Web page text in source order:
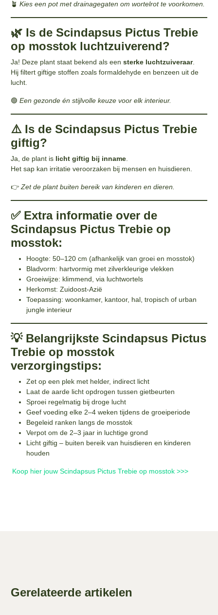
🪴Kies een pot met drainagegaten om wortelrot te voorkomen.
🌿 Is de Scindapsus Pictus Trebie
op mosstok luchtzuiverend?
Ja! Deze plant staat bekend als eensterke luchtzuiveraar.
Hij filtert giftige stoffen zoals formaldehyde en benzeen uit de
lucht.
🟢Een gezonde én stijlvolle keuze voor elk interieur.
⚠️ Is de Scindapsus Pictus Trebie
giftig?
Ja, de plant is licht giftig bij inname
Het sap kan irritatie veroorzaken bij mensen en huisdieren.
👉Zet de plant buiten bereik van kinderen en dieren.
✅ Extra informatie over de
Scindapsus Pictus Trebie op
mosstok:
Hoogte: 50–120 cm (afhankelijk van groei en mosstok)
Bladvorm: hartvormig met zilverkleurige vlekken
Groeiwijze: klimmend, via luchtwortels
Herkomst: Zuidoost-Azië
Toepassing: woonkamer, kantoor, hal, tropisch of urban
jungle interieur
💡 Belangrijkste Scindapsus Pictus
Trebie op mosstok
verzorgingstips:
Zet op een plek met helder, indirect licht
Laat de aarde licht opdrogen tussen gietbeurten
Sproei regelmatig bij droge lucht
Geef voeding elke 2–4 weken tijdens de groeiperiode
Begeleid ranken langs de mosstok
Verpot om de 2–3 jaar in luchtige grond
Licht giftig – buiten bereik van huisdieren en kinderen
houden
Koop hier jouw Scindapsus Pictus Trebie op mosstok >>>
Gerelateerde artikelen